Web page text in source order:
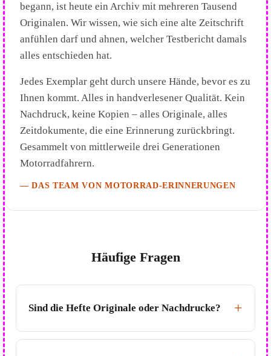
begann, ist heute ein Archiv mit mehreren Tausend
Originalen. Wir wissen, wie sich eine alte Zeitschrift
anfühlen darf und ahnen, welcher Testbericht damals
alles entschieden hat.
Jedes Exemplar geht durch unsere Hände, bevor es zu
Ihnen kommt. Alles in handverlesener Qualität. Kein
Nachdruck, keine Kopien – alles Originale, alles
Zeitdokumente, die eine Erinnerung zurückbringt.
Gesammelt von mittlerweile drei Generationen
Motorradfahrern.
— DAS TEAM VON MOTORRAD-ERINNERUNGEN
Häufige Fragen
Sind die Hefte Originale oder Nachdrucke?